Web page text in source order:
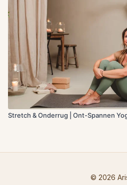
Stretch & Onderrug | Ont-Spannen
© 2026